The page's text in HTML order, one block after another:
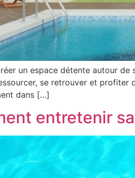
un espace détente autour de
se retrouver et profiter
dans […]
entretenir